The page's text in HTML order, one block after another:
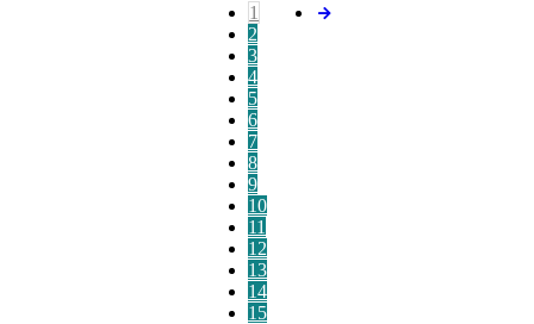
1
2
3
4
5
6
7
8
9
10
11
12
13
14
15